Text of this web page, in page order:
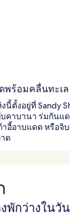
พร้อมคลื่นทะเล
ตั้งอยู่ที่ Sandy
คาบานา ร่มกันแ
อี้อาบแดด หรือจิบ
ด
พักว่างในวั